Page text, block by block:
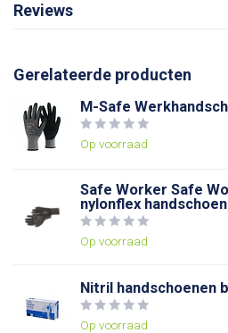
Reviews
Gerelateerde producten
M-Safe
Op voorraad
Safe Worker Safe
nylonflex
Op voorraad
Nitril handschoenen
Op voorraad